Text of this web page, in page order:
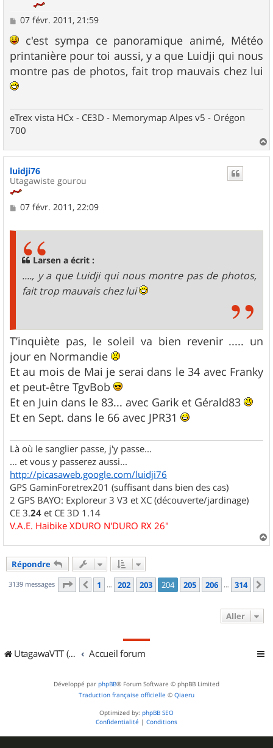
M
s
a
g
e
07 févr. 2011, 21:59
c'est sympa ce panoramique animé, Météo
printanière pour toi aussi, y a que Luidji qui nous
montre pas de photos, fait trop mauvais chez lui
eTrex vista HCx - CE3D - Memorymap Alpes v5 - Orégon
700
a
luidji76
Utagawiste gourou
M
07 févr. 2011, 22:09
Larsen a écrit :
...., y a que Luidji qui nous montre pas de photos,
fait trop mauvais chez lui
T’inquiète pas, le soleil va bien revenir ..... un
jour en Normandie
Et au mois de Mai je serai dans le 34 avec Franky
et peut-être TgvBob
Et en Juin dans le 83... avec Garik et Gérald83
Et en Sept. dans le 66 avec JPR31
Là où le sanglier passe, j'y passe...
... et vous y passerez aussi...
http://picasaweb.google.com/luidji76
GPS GaminForetrex201 (suffisant dans bien des cas)
2 GPS BAYO: Exploreur 3 V3 et XC (découverte/jardinage)
CE 3.24 et CE 3D 1.14
V.A.E. Haibike XDURO N'DURO RX 26"
a
Répondre
3139 messages Page 204 sur314
Précédent
1 … 202 203 204 205 206 … 314
Aller
UtagawaVTT (Randos VTT et VTTAE avec traces GPS) Accueil forum
Développé par phpBB® Forum Software © phpBB Limited
Traduction française officielle © Qiaeru
Optimized by: phpBB SEO
Confidentialité | Conditions